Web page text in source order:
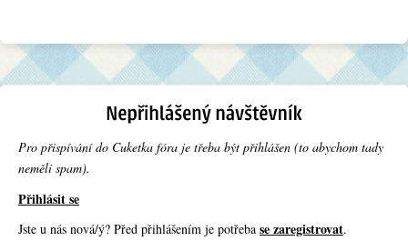
Pro přispívání do Cuketka fóra je třeba být přihlášen (to abychom tady
neměli spam).
Přihlásit se
Jste u nás nová/ý? Před přihlášením je potřeba se zaregistrovat.